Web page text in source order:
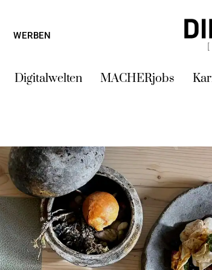
WERBEN
Digitalwelten MACHERjobs